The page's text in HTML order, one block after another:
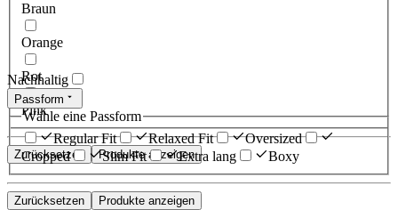
Braun
Orange
Rot
Pink
Zurücksetzen Produkte anzeigen
Nachhaltig
Passform
Wähle eine Passform
Regular Fit
Relaxed Fit
Oversized
Cropped
Slim Fit Extra lang Boxy
Zurücksetzen
Produkte anzeigen